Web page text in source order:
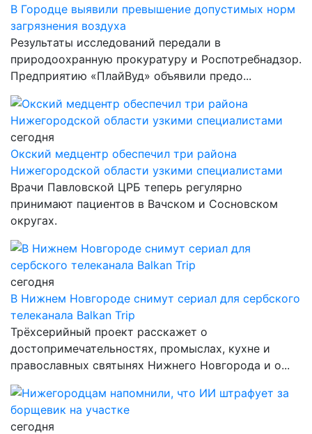
В Городце выявили превышение допустимых норм
загрязнения воздуха
Результаты исследований передали в
природоохранную прокуратуру и Роспотребнадзор.
Предприятию «ПлайВуд» объявили предо...
сегодня
Окский медцентр обеспечил три района
Нижегородской области узкими специалистами
Врачи Павловской ЦРБ теперь регулярно
принимают пациентов в Вачском и Сосновском
округах.
сегодня
В Нижнем Новгороде снимут сериал для сербского
телеканала Balkan Trip
Трёхсерийный проект расскажет о
достопримечательностях, промыслах, кухне и
православных святынях Нижнего Новгорода и о...
сегодня